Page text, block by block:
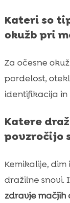
Kateri so
okužb pri
Za očesne
pordelost,
identifikacija
Katere
povzročijo
Kemikalije,
dražilne snovi.
zdravje mačjih